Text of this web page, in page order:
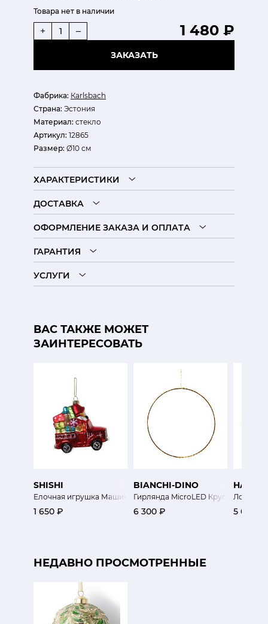
Фабрика: Кarlsbach
Страна: Эстония
Материал: стекло
Артикул: 12865
Размер: Ø10 см
Товара нет в наличии
1 480 ₽
+ –
ЗАКАЗАТЬ
ХАРАКТЕРИСТИКИ
ДОСТАВКА
ОФОРМЛЕНИЕ ЗАКАЗА И ОПЛАТА
ГАРАНТИЯ
УСЛУГИ
ВАС ТАКЖЕ МОЖЕТ
ЗАИНТЕРЕСОВАТЬ
SHISHI
Елочная игрушка Машинка
1 650 ₽
BIANCHI-DINO
Гирлянда MicroLED Круг 58 см
6 300 ₽
HAND-
5 000 ₽
НЕДАВНО ПРОСМОТРЕННЫЕ